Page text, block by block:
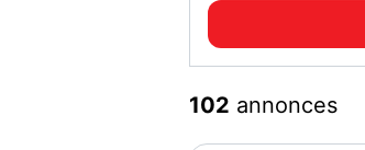
102 annonces